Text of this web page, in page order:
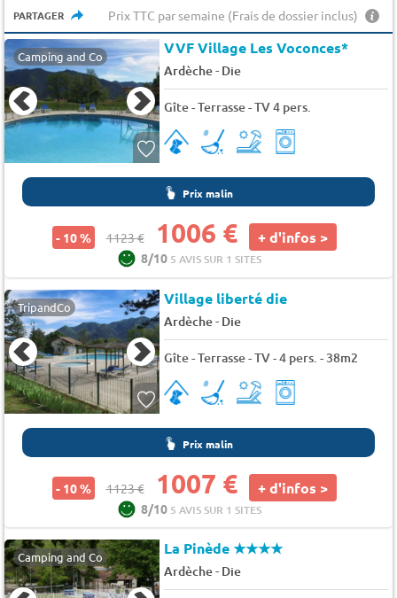
PARTAGER Prix TTC par semaine (Frais de dossier inclus)
Camping and Co VVF Village Les Voconces*
Ardèche- Die
Gîte - Terrasse - TV 4 pers.
Prix malin
- 10 % 1123 € 1006 € + d'infos >
8/10 5 AVIS SUR 1 SITES
TripandCo Village liberté die
Ardèche- Die
Gîte - Terrasse - TV - 4 pers. - 38m2
Prix malin
- 10 % 1123 € 1007 € + d'infos >
8/10 5 AVIS SUR 1 SITES
Camping and Co La Pinède★★★★
Ardèche- Die